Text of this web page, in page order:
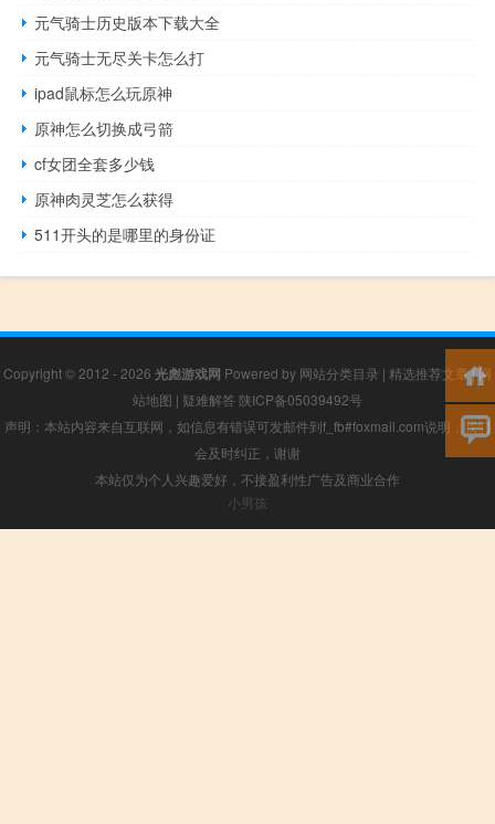
元气骑士历史版本下载大全
元气骑士无尽关卡怎么打
ipad鼠标怎么玩原神
原神怎么切换成弓箭
cf女团全套多少钱
原神肉灵芝怎么获得
511开头的是哪里的身份证
Copyright © 2012 - 2026 光彪游戏网 Powered by 网站分类目录 | 精选推荐文章|网
站地图 | 疑难解答 陕ICP备05039492号
声明：本站内容来自互联网，如信息有错误可发邮件到f_fb#foxmail.com说明，我们
会及时纠正，谢谢
本站仅为个人兴趣爱好，不接盈利性广告及商业合作
小男孩